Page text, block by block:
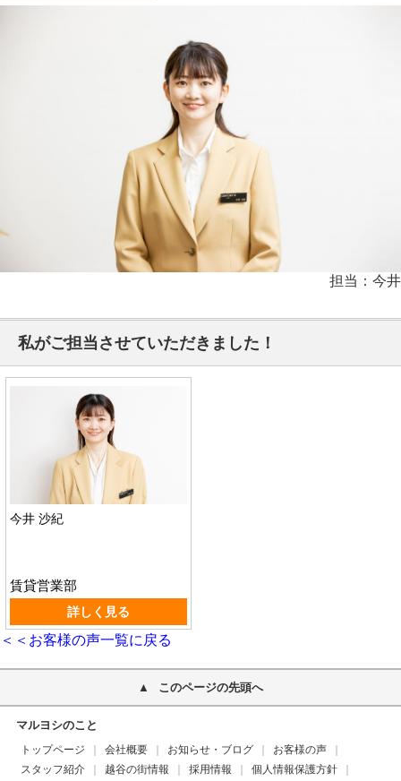
担当：今井
私がご担当させていただきました！
今井 沙紀
賃貸営業部
詳しく見る
＜＜お客様の声一覧に戻る
このページの先頭へ
マルヨシのこと
トップページ 会社概要 お知らせ・ブログ
お客様の声
スタッフ紹介
越谷の街情報 採用情報
個人情報保護方針